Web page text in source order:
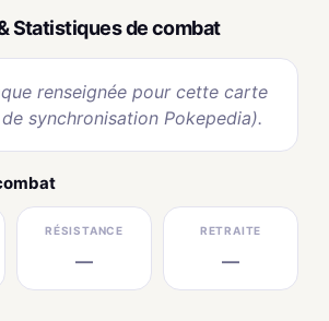
Statistiques de combat
renseignée pour cette carte
synchronisation Pokepedia).
RÉSISTANCE
—
RETRAITE
—